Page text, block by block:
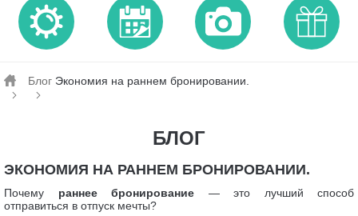
МИНСК
Турагентство Coral Travel
ул. Притыцкого 156/1 пом.37
ул. Скрыганова 4б пом.487
Блог Экономия на раннем бронировании.
БЛОГ
ЭКОНОМИЯ НА РАННЕМ БРОНИРОВАНИИ.
Почему раннее бронирование — это лучший способ
отправиться в отпуск мечты?